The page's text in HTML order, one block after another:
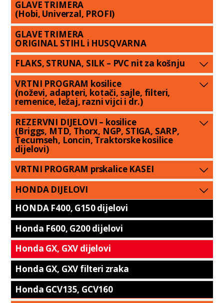
GLAVE TRIMERA
(Hobi, Univerzal, PROFI)
GLAVE TRIMERA
ORIGINAL STIHL i HUSQVARNA
FLAKS, STRUNA, SILK – PVC nit za košnju
VRTNI PROGRAM kosilice
(noževi, adapteri, kotači, sajle, filteri,
remenice, ležaj, razni vijci i dr.)
REZERVNI DIJELOVI – kosilice
(Briggs, MTD, Thorx, NGP, STIGA, SARP,
Tecumseh, Loncin, Traktorske kosilice
dijelovi)
VRTNI PROGRAM prskalice KASEI
HONDA DIJELOVI
HONDA F400, G150 dijelovi
Honda F600, G200 dijelovi
Honda GX, GXV dijelovi
Honda GX, GXV filteri zraka
Honda GCV135, GCV160